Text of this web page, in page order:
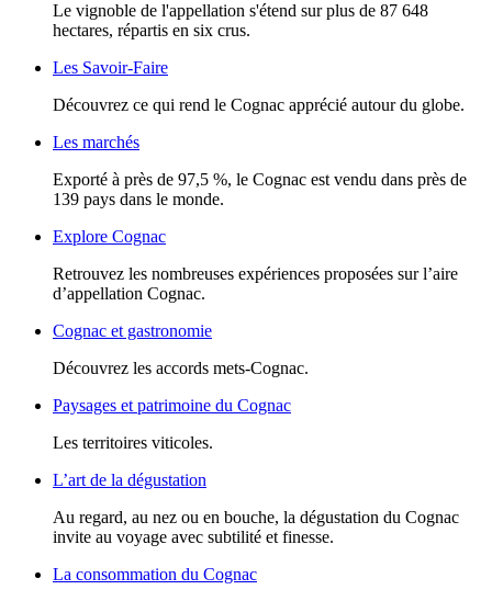
Le vignoble de l'appellation s'étend sur plus de 87 648
hectares, répartis en six crus.
Les Savoir-Faire
Découvrez ce qui rend le Cognac apprécié autour du globe.
Les marchés
Exporté à près de 97,5 %, le Cognac est vendu dans près de
139 pays dans le monde.
Explore Cognac
Retrouvez les nombreuses expériences proposées sur l’aire
d’appellation Cognac.
Cognac et gastronomie
Découvrez les accords mets-Cognac.
Paysages et patrimoine du Cognac
Les territoires viticoles.
L’art de la dégustation
Au regard, au nez ou en bouche, la dégustation du Cognac
invite au voyage avec subtilité et finesse.
La consommation du Cognac